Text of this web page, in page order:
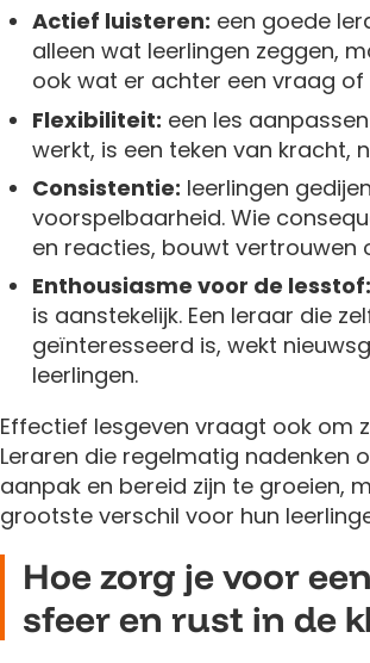
Actief luisteren: een goede
alleen wat leerlingen zeggen,
ook wat er achter een vraag of
Flexibiliteit: een les
werkt, is een teken van kracht,
Consistentie: leerlingen
voorspelbaarheid. Wie
en reacties, bouwt vertrouwen
Enthousiasme voor de lesstof:
is aanstekelijk. Een leraar die
geïnteresseerd is, wekt
leerlingen.
Effectief lesgeven vraagt ook om
Leraren die regelmatig nadenken
aanpak en bereid zijn te groeien,
grootste verschil voor hun
Hoe zorg je voor
sfeer en rust in de